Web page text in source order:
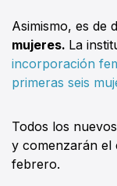
Asimismo, es de
mujeres. La
incorporación
primeras seis
Todos los
y comenzarán el
febrero.